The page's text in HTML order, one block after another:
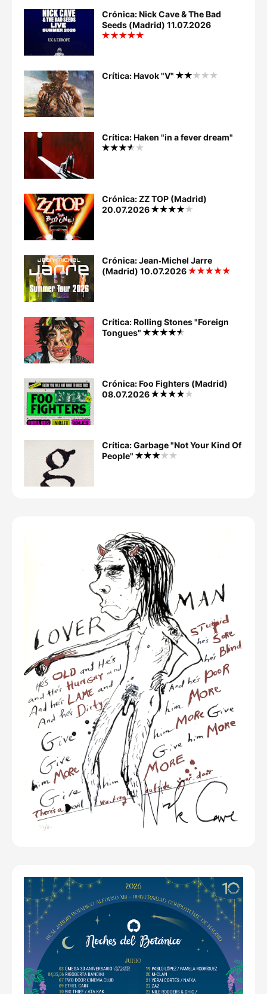
Crónica: Nick Cave & The Bad
Seeds (Madrid) 11.07.2026
Crítica: Havok "V"
Crítica: Haken "in a fever dream"
Crónica: ZZ TOP (Madrid)
20.07.2026
Crónica: Jean‐Michel Jarre
(Madrid) 10.07.2026
Crítica: Rolling Stones "Foreign
Tongues"
Crónica: Foo Fighters (Madrid)
08.07.2026
Crítica: Garbage "Not Your Kind Of
People"